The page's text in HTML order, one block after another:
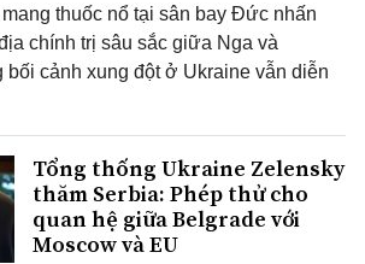
thuốc nổ tại sân bay Đức nhấn
chính trị sâu sắc giữa Nga và
bối cảnh xung đột ở Ukraine vẫn diễn
Tổng thống Ukraine Zelensky
thăm Serbia: Phép thử cho
quan hệ giữa Belgrade với
Moscow và EU